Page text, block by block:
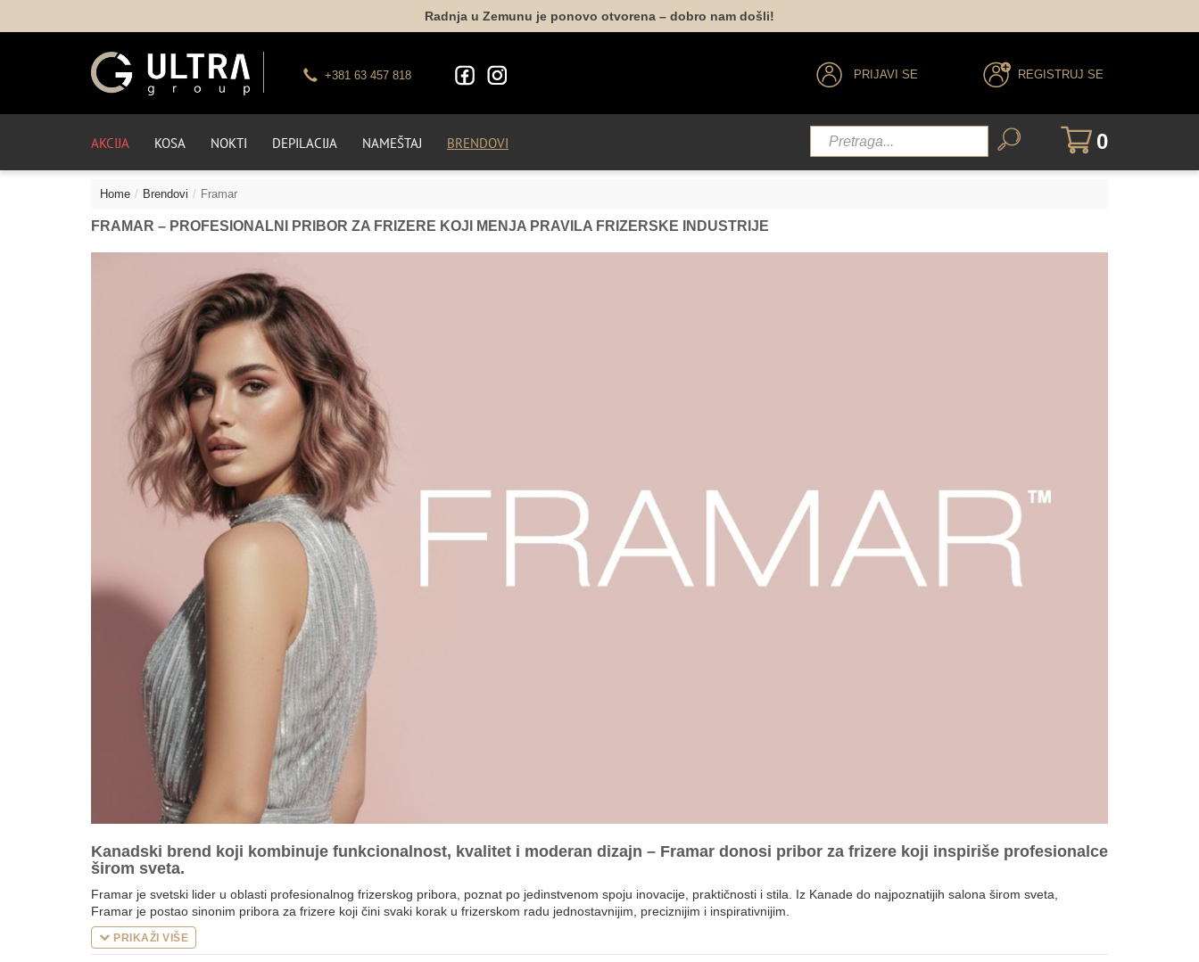
Radnja u Zemunu je ponovo otvorena – dobro nam došli!
+381 63 457 818 PRIJAVI SE REGISTRUJ SE
AKCIJA KOSA NOKTI DEPILACIJA NAMEŠTAJ BRENDOVI 0
Home Brendovi Framar
FRAMAR – PROFESIONALNI PRIBOR ZA FRIZERE KOJI MENJA PRAVILA FRIZERSKE INDUSTRIJE
Kanadski brend koji kombinuje funkcionalnost, kvalitet i moderan dizajn – Framar donosi pribor za frizere koji inspiriše profesionalce
širom sveta.
Framar je svetski lider u oblasti profesionalnog frizerskog pribora, poznat po jedinstvenom spoju inovacije, praktičnosti i stila. Iz Kanade do najpoznatijih salona širom sveta,
Framar je postao sinonim pribora za frizere koji čini svaki korak u frizerskom radu jednostavnijim, preciznijim i inspirativnijim.
Njihove folije za pramenove, četkice za farbanje i četke za raščešljavanje kose osmišljene su da pruže maksimalnu kontrolu i preciznost, dok AccuSoft tehnologija garantuje
PRIKAŽI VIŠE